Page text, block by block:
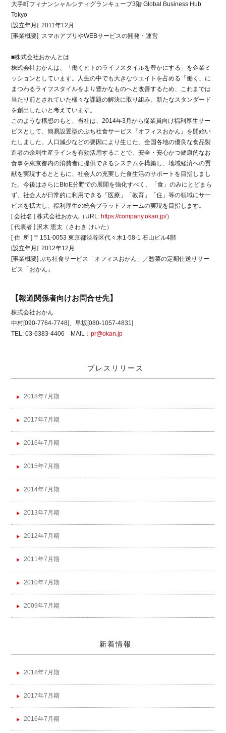
大手町フィナンシャルシティグランキューブ3階 Global Business Hub
Tokyo
[設立年月] 2011年12月
[事業概要] スマホアプリやWEBサービスの開発・運営
■株式会社おかんとは
株式会社おかんは、「働くヒトのライフスタイルを豊かにする」を企業ミ
ッションとしています。人生の中でも大きなウエイトを占める「働く」に
まつわるライフスタイルをより豊かなものへと改善するため、これまでは
当たり前とされていた様々な課題の解決に取り組み、新たなスタンダード
を創出したいと考えています。
このような構想のもと、当社は、2014年3月から従業員向け福利厚生サー
ビスとして、簡易設置型のぷち社食サービス『オフィスおかん』を開始い
たしました。人口減少などの要因により生じた、全国各地の優良な食品製
造者の余剰生産ラインを有効活用することで、安全・安心かつ健康的なお
食事を東京都内の消費者に提供できるシステムを構築し、地域経済への貢
献を実現するとともに、社会人の充実した食生活のサポートを目指しまし
た。今後はさらにBtoE分野での展開を強化すべく、「食」のみにとどまら
ず、社会人が日常的に利用できる「医療」「教育」「住」等の領域にサー
ビスを拡大し、福利厚生の統合プラットフォームの実現を目指します。
[ 会社名 ] 株式会社おかん（URL: https://company.okan.jp/）
[ 代表者 ] 沢木 恵太（さわき けいた）
[ 住 所 ] 〒151-0053 東京都渋谷区代々木1-58-1 石山ビル4階
[設立年月] 2012年12月
[事業概要] ぷち社食サービス「オフィスおかん」／惣菜の定期仕送りサー
ビス「おかん」
【報道関係者向けお問合せ先】
株式会社おかん
中村[090-7764-7748]、早坂[080-1057-4831]
TEL: 03-6383-4406 MAIL：pr@okan.jp
プレスリリース
2018年7月期
2017年7月期
2016年7月期
2015年7月期
2014年7月期
2013年7月期
2012年7月期
2011年7月期
2010年7月期
2009年7月期
新着情報
2018年7月期
2017年7月期
2016年7月期